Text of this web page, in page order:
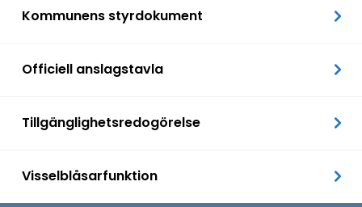
Kommunens styrdokument
Officiell anslagstavla
Tillgänglighetsredogörelse
Visselblåsarfunktion